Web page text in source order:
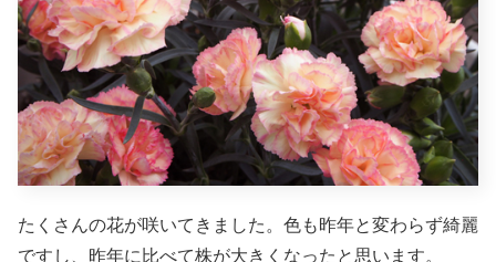
たくさんの花が咲いてきました。色も昨年と変わらず綺麗
ですし、昨年に比べて株が大きくなったと思います。